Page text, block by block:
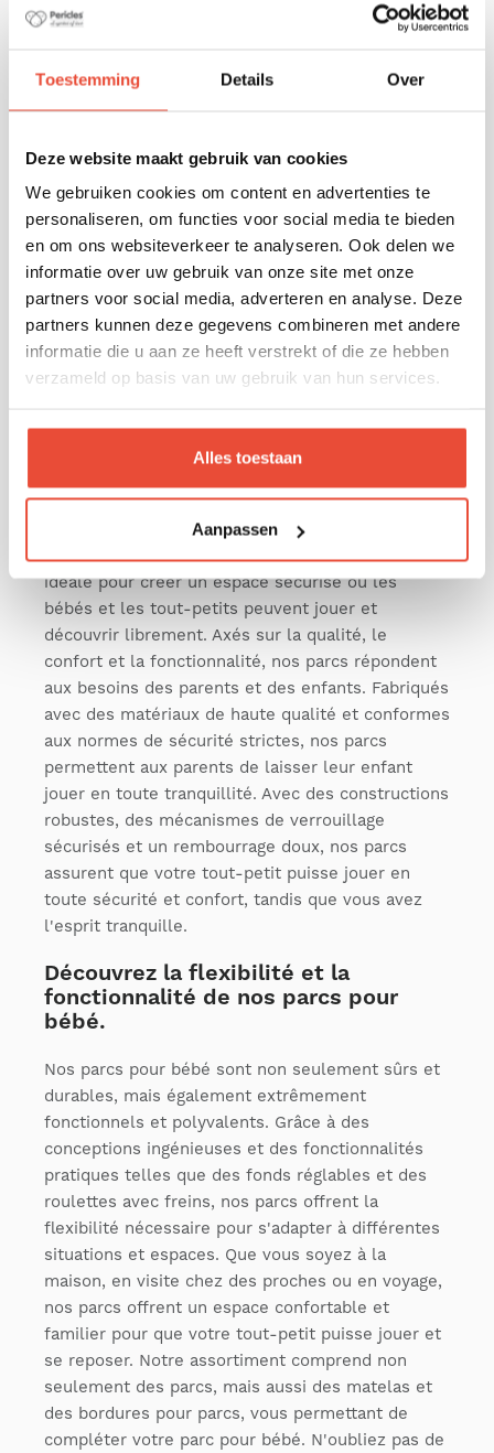
Toestemming Details Over
Deze website maakt gebruik van cookies
We gebruiken cookies om content en advertenties te
personaliseren, om functies voor social media te bieden
en om ons websiteverkeer te analyseren. Ook delen we
informatie over uw gebruik van onze site met onze
partners voor social media, adverteren en analyse. Deze
partners kunnen deze gegevens combineren met andere
informatie die u aan ze heeft verstrekt of die ze hebben
verzameld op basis van uw gebruik van hun services.
Alles toestaan
Aanpassen
Pericles
Vous avez une question sur nos parcs pour bébé ?
Consultez notre FAQ
Pericles propose une large gamme de parcs pour
bébé afin que chacun puisse trouver un beau parc
qui répond parfaitement à ses besoins et
attentes.
Créez un environnement de jeu
Pericles.
est essentiel pour que votre tout-petit puisse
s'épanouir pendant ses premiers mois. Notre
collection de parcs pour bébé offre la solution
idéale pour créer un espace sécurisé où les
bébés et les tout-petits peuvent jouer et
découvrir librement. Axés sur la qualité, le
confort et la fonctionnalité, nos parcs répondent
aux besoins des parents et des enfants. Fabriqués
avec des matériaux de haute qualité et conformes
aux normes de sécurité strictes, nos parcs
permettent aux parents de laisser leur enfant
jouer en toute tranquillité. Avec des constructions
robustes, des mécanismes de verrouillage
sécurisés et un rembourrage doux, nos parcs
assurent que votre tout-petit puisse jouer en
toute sécurité et confort, tandis que vous avez
l'esprit tranquille.
Découvrez la flexibilité et la
fonctionnalité de nos parcs pour
bébé.
Nos parcs pour bébé sont non seulement sûrs et
durables, mais également extrêmement
fonctionnels et polyvalents. Grâce à des
conceptions ingénieuses et des fonctionnalités
pratiques telles que des fonds réglables et des
roulettes avec freins, nos parcs offrent la
flexibilité nécessaire pour s'adapter à différentes
situations et espaces. Que vous soyez à la
maison, en visite chez des proches ou en voyage,
nos parcs offrent un espace confortable et
familier pour que votre tout-petit puisse jouer et
se reposer. Notre assortiment comprend non
seulement des parcs, mais aussi des matelas et
des bordures pour parcs, vous permettant de
compléter votre parc pour bébé. N'oubliez pas de